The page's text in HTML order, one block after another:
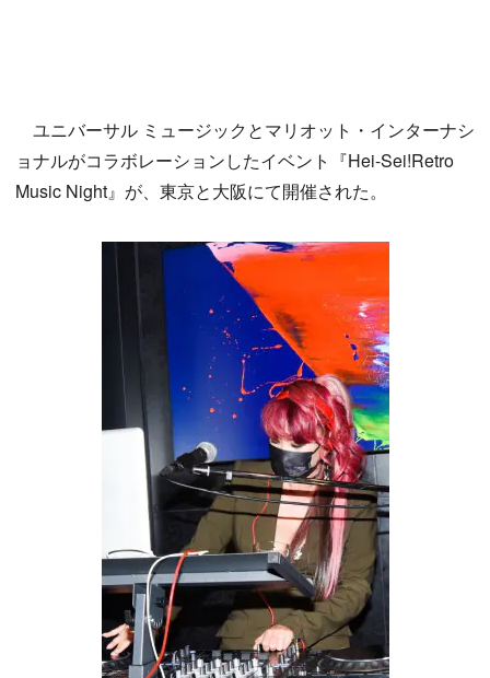
ユニバーサル ミュージックとマリオット・インターナシ
ョナルがコラボレーションしたイベント『Hei-Sei!Retro
Music Night』が、東京と大阪にて開催された。